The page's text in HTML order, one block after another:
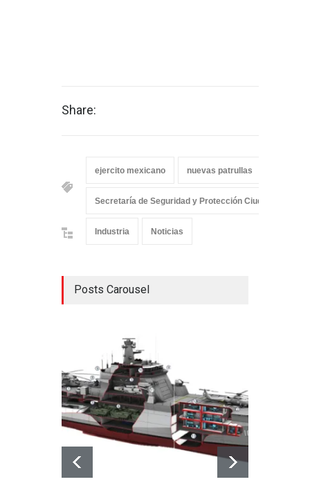
Share:
ejercito mexicano nuevas patrullas
Secretaría de Seguridad y Protección Ciudadana
Industria Noticias
Posts Carousel